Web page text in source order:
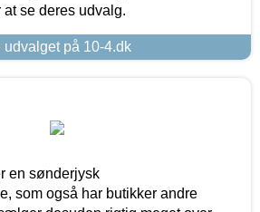
se deres udvalg.
udvalget på 10-4.dk
en sønderjysk
som også har butikker andre